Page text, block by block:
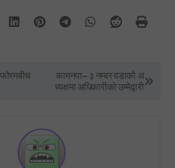
कामनपा– ३ नम्बर वडाको अ
ध्यक्षमा अधिकारीको उम्मेद्वारी